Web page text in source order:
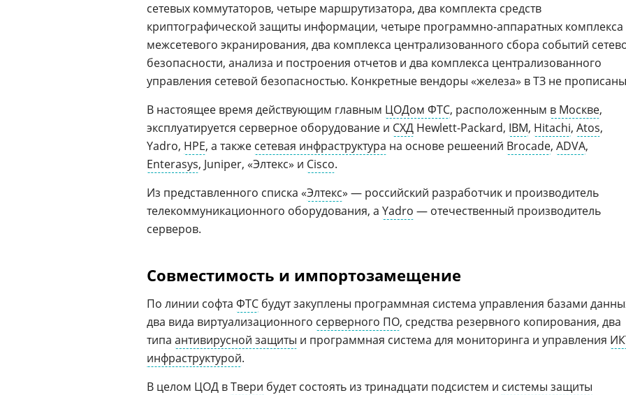
сетевых коммутаторов, четыре маршрутизатора, два комплекта средств
криптографической защиты информации, четыре программно-аппаратных комплекса
межсетевого экранирования, два комплекса централизованного сбора событий
безопасности, анализа и построения отчетов и два комплекса централизованного
управления сетевой безопасностью. Конкретные вендоры «железа» в ТЗ не
В настоящее время действующим главным ЦОДом ФТС, расположенным в Москве,
эксплуатируется серверное оборудование и СХД Hewlett-Packard, IBM, Hitachi, Atos,
Yadro, HPE, а также сетевая инфраструктура на основе решеений Brocade, ADVA,
Enterasys, Juniper, «Элтекс» и Cisco.
Из представленного списка «Элтекс» — российский разработчик и производитель
телекоммуникационного оборудования, а Yadro — отечественный производитель
серверов.
Совместимость и импортозамещение
По линии софта ФТС будут закуплены программная система управления базами
два вида виртуализационного серверного ПО, средства резервного копирования, два
типа антивирусной защиты и программная система для мониторинга и управления
инфраструктурой.
В целом ЦОД вТвери будет состоять из тринадцати подсистем и системы защиты